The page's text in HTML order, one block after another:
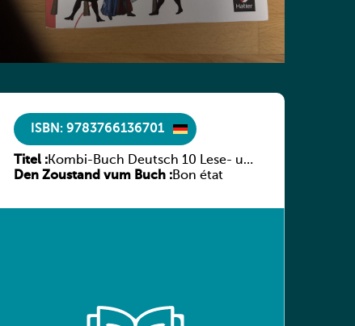
ISBN: 9783766136701
Titel :Kombi-Buch Deutsch 10 Lese- und
Sprachbuch
Den Zoustand vum Buch :Bon état